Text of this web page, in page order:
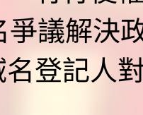
爭議解決
登記人